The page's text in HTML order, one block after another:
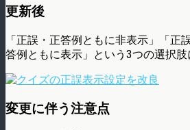
更新後
「正誤・正答例ともに非表示」「正
答例ともに表示」という3つの選択肢
変更に伴う注意点